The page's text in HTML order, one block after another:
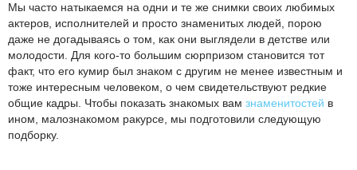
Мы часто натыкаемся на одни и те же снимки своих любимых
актеров, исполнителей и просто знаменитых людей, порою
даже не догадываясь о том, как они выглядели в детстве или
молодости. Для кого-то большим сюрпризом становится тот
факт, что его кумир был знаком с другим не менее известным и
тоже интересным человеком, о чем свидетельствуют редкие
общие кадры. Чтобы показать знакомых вам знаменитостей в
ином, малознакомом ракурсе, мы подготовили следующую
подборку.